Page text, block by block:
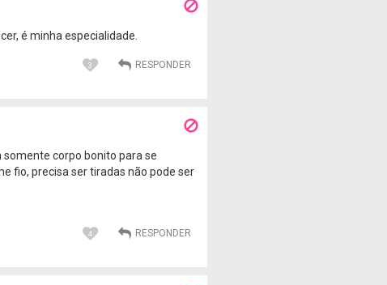
é minha especialidade.
3
corpo bonito para se
fio, precisa ser tiradas não pode ser
4